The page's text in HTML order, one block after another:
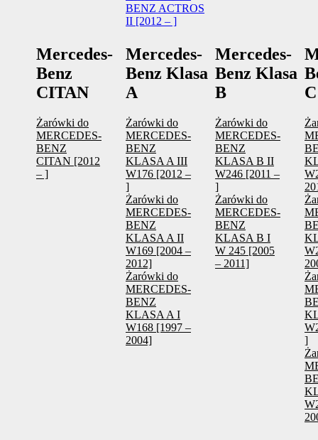
BENZ ACTROS
II [2012 – ]
Mercedes-
Benz
CITAN
Żarówki do
MERCEDES-
BENZ
CITAN [2012
– ]
Mercedes-
Benz Klasa
A
Żarówki do
MERCEDES-
BENZ
KLASA A III
W176 [2012 –
]
Żarówki do
MERCEDES-
BENZ
KLASA A II
W169 [2004 –
2012]
Żarówki do
MERCEDES-
BENZ
KLASA A I
W168 [1997 –
2004]
Mercedes-
Benz Klasa
B
Żarówki do
MERCEDES-
BENZ
KLASA B II
W246 [2011 –
]
Żarówki do
MERCEDES-
BENZ
KLASA B I
W 245 [2005
– 2011]
C
]